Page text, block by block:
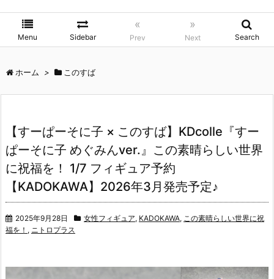
Menu Sidebar
«
Prev
»
Next Search
ホーム > このすば
【すーぱーそに子 × このすば】KDcolle『すー
ぱーそに子 めぐみんver.』この素晴らしい世界
に祝福を！ 1/7 フィギュア予約
【KADOKAWA】2026年3月発売予定♪
2025年9月28日 女性フィギュア, KADOKAWA, この素晴らしい世界に祝
福を！ , ニトロプラス